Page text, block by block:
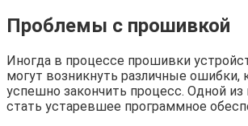
Проблемы с прошивкой
Иногда в процессе прошивки
могут возникнуть различные
успешно закончить процесс. Одной
стать устаревшее программное